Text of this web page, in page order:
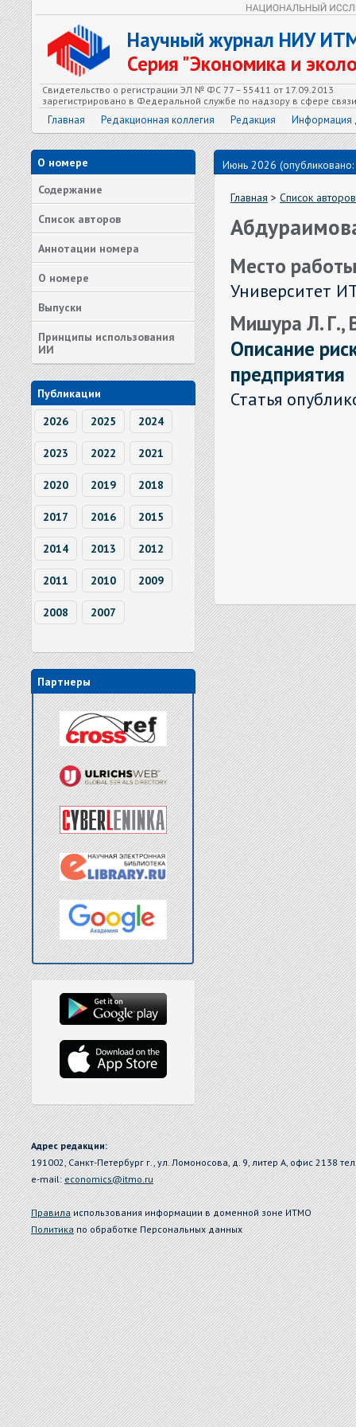
Научный журнал НИУ
Серия "Экономика и
Свидетельство о регистрации ЭЛ № ФС 77 – 55411 от 17.09.2013
зарегистрировано в Федеральной службе по надзору в сфере
Главная Редакционная коллегия Редакция Информация
О номере
Содержание
Список авторов
Аннотации номера
О номере
Выпуски
Принципы использования
ИИ
Публикации
2026
2025 2024
2023 2022 2021
2020 2019 2018
2017 2016 2015
2014 2013 2012
2011 2010 2009
2008 2007
Партнеры
Июнь 2026
Главная > Список авторов
Место
Университет
Мишура Л. Г.,
Описание
предприятия
Статья
Адрес редакции:
191002, Санкт-Петербург г., ул. Ломоносова, д. 9, литер А, офис 2138
e-mail:economics@itmo.ru
Правилаиспользования информации в доменной зоне ИТМО
Политикапо обработке Персональных данных